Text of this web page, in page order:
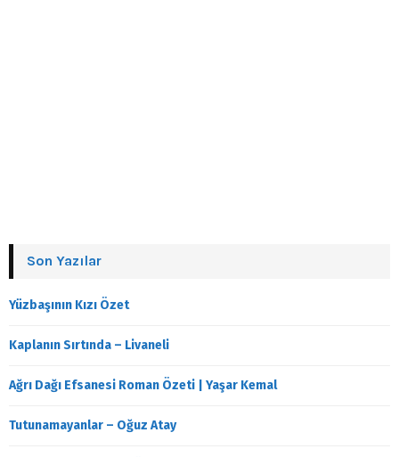
Son Yazılar
Yüzbaşının Kızı Özet
Kaplanın Sırtında – Livaneli
Ağrı Dağı Efsanesi Roman Özeti | Yaşar Kemal
Tutunamayanlar – Oğuz Atay